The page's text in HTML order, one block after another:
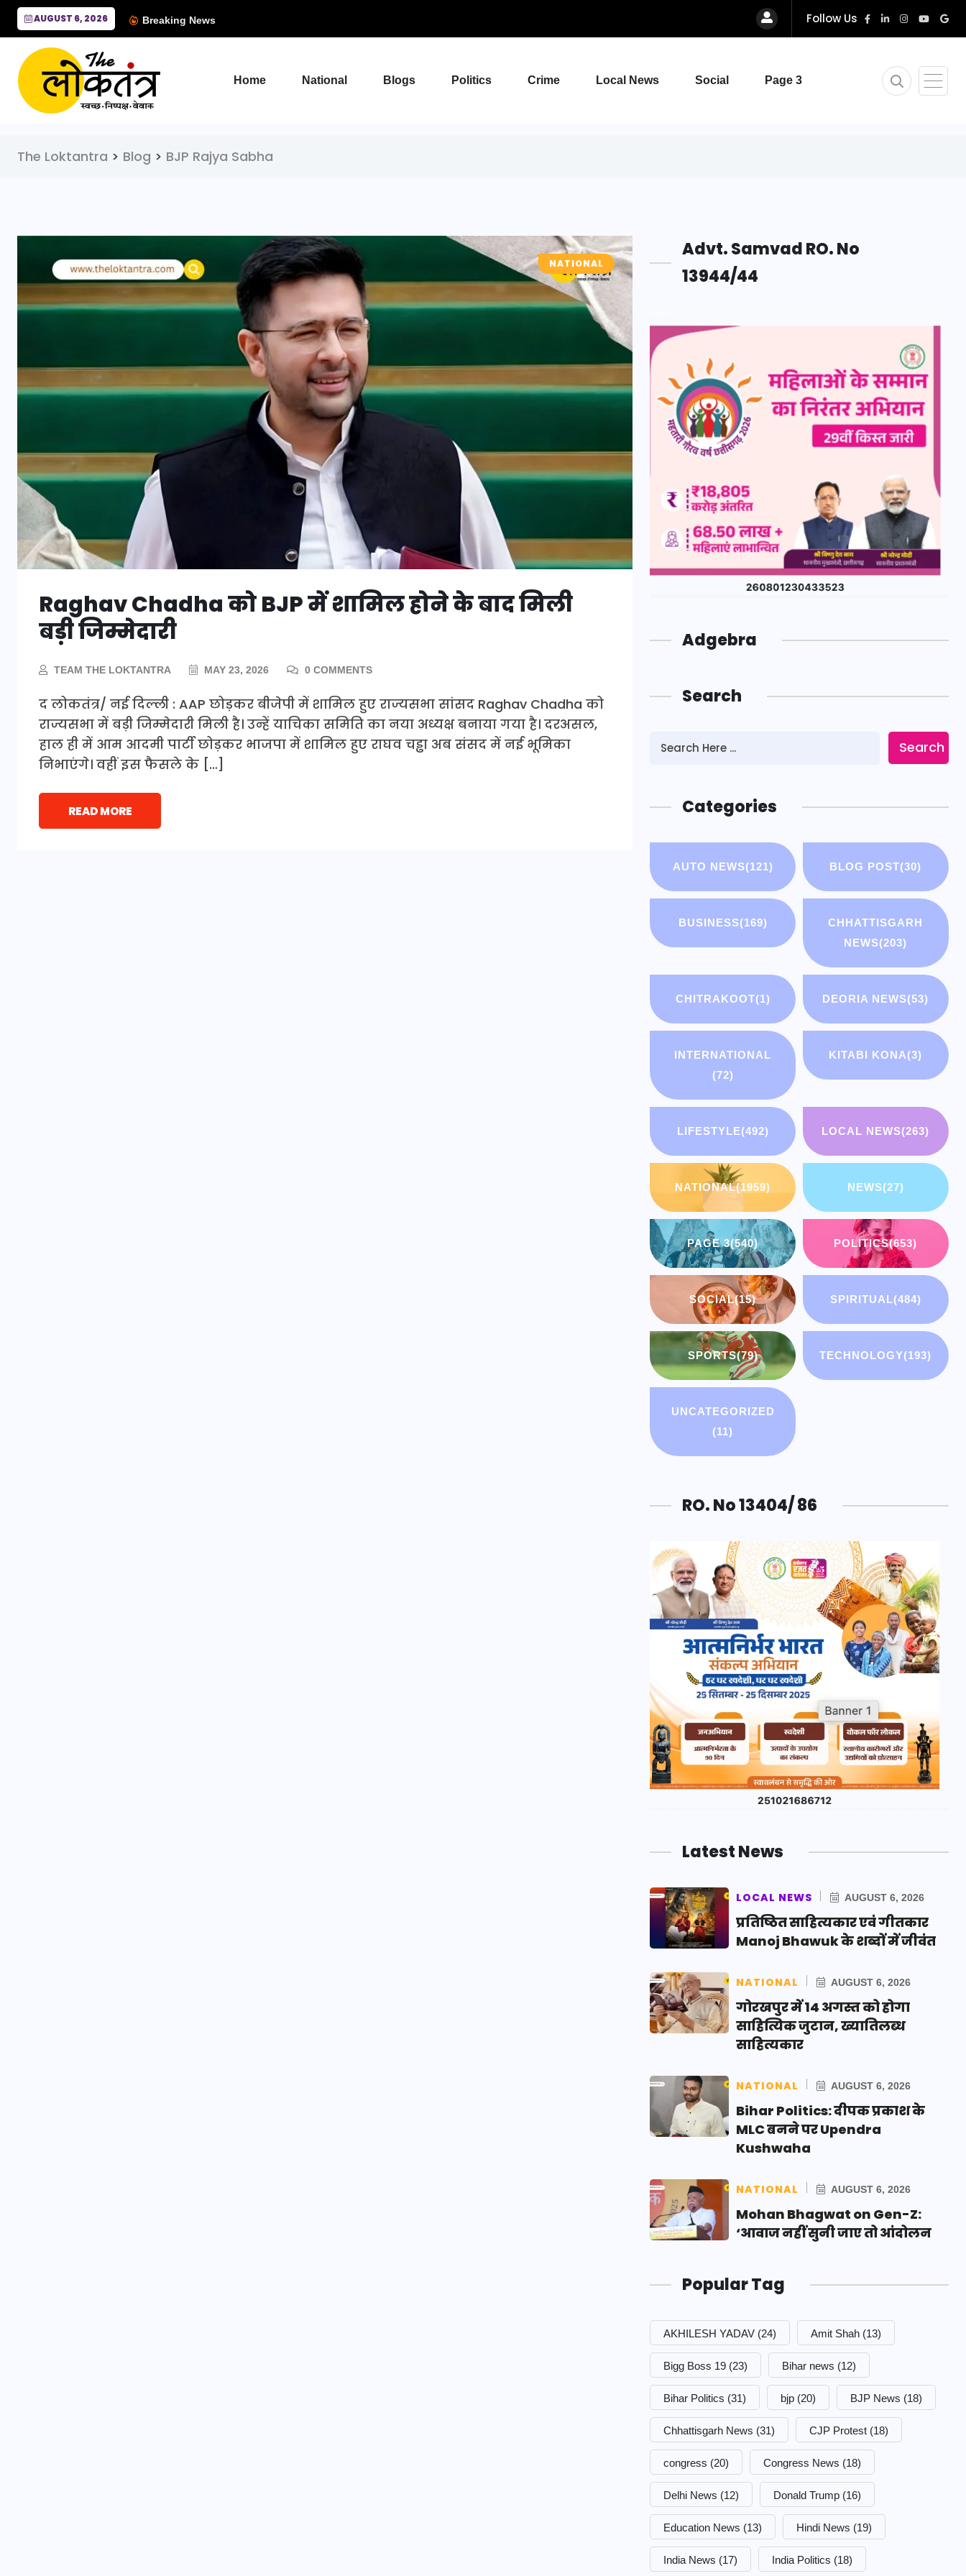
AUGUST 6, 2026 Breaking News Follow Us
Home National Blogs Politics Crime Local News Social Page 3
The Loktantra > Blog > BJP Rajya Sabha
NATIONAL
Raghav Chadha को BJP में शामिल होने के बाद मिली
बड़ी जिम्मेदारी
TEAM THE LOKTANTRA MAY 23, 2026 0 COMMENTS
द लोकतंत्र/ नई दिल्ली : AAP छोड़कर बीजेपी में शामिल हुए राज्यसभा सांसद Raghav Chadha को
राज्यसभा में बड़ी जिम्मेदारी मिली है। उन्हें याचिका समिति का नया अध्यक्ष बनाया गया है। दरअसल,
हाल ही में आम आदमी पार्टी छोड़कर भाजपा में शामिल हुए राघव चड्ढा अब संसद में नई भूमिका
निभाएंगे। वहीं इस फैसले के […]
READ MORE
Advt. Samvad RO. No
13944/44
Adgebra
Search
Search
Categories
AUTO NEWS(121) BLOG POST(30)
BUSINESS(169)
CHHATTISGARH
NEWS(203)
CHITRAKOOT(1) DEORIA NEWS(53)
INTERNATIONAL
(72)
KITABI KONA(3)
LIFESTYLE(492) LOCAL NEWS(263)
NATIONAL(1959) NEWS(27)
PAGE 3(540) POLITICS(653)
SOCIAL(15) SPIRITUAL(484)
SPORTS(79) TECHNOLOGY(193)
UNCATEGORIZED
(11)
RO. No 13404/ 86
Latest News
LOCAL NEWS AUGUST 6, 2026
प्रतिष्ठित साहित्यकार एवं गीतकार
Manoj Bhawuk के शब्दों में जीवंत
NATIONAL AUGUST 6, 2026
गोरखपुर में 14 अगस्त को होगा
साहित्यिक जुटान, ख्यातिलब्ध
साहित्यकार
NATIONAL AUGUST 6, 2026
Bihar Politics: दीपक प्रकाश के
MLC बनने पर Upendra
Kushwaha
NATIONAL AUGUST 6, 2026
Mohan Bhagwat on Gen-Z:
‘आवाज नहीं सुनी जाए तो आंदोलन
Popular Tag
AKHILESH YADAV (24) Amit Shah (13)
Bigg Boss 19 (23) Bihar news (12)
Bihar Politics (31) bjp (20) BJP News (18)
Chhattisgarh News (31) CJP Protest (18)
congress (20) Congress News (18)
Delhi News (12) Donald Trump (16)
Education News (13) Hindi News (19)
India News (17) India Politics (18)